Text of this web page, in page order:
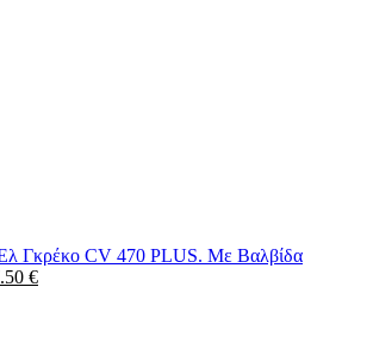
Ελ Γκρέκο CV 470 PLUS. Με Βαλβίδα
€